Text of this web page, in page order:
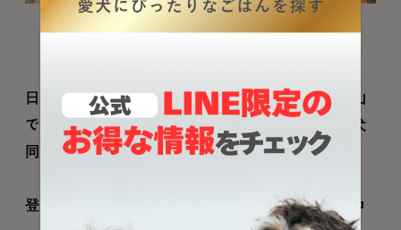
Photo by617momomiさん Thanks!
日本百名山に選定されている、茨城県を代表する山
です。標高が低めなので初心者でも登りやすく、犬
同伴でも登山ができます。
登山コースは複数あるので、自分と愛犬にあったコ